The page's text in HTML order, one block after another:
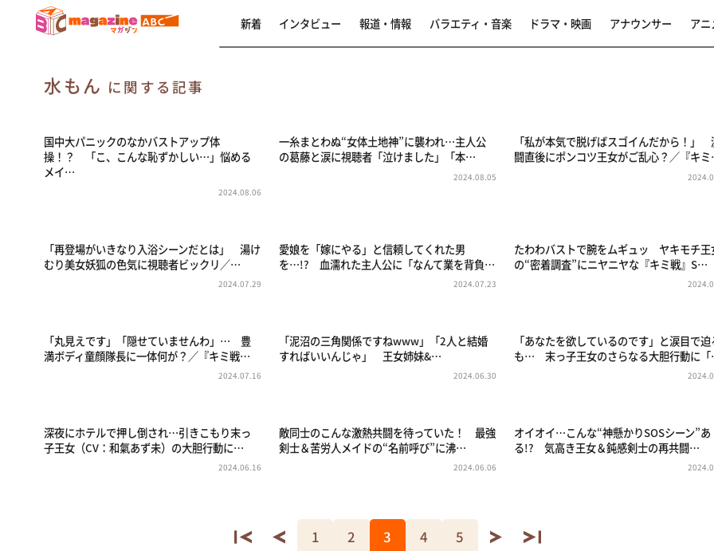
新着 インタビュー 報道・情報 バラエティ・音楽 ドラマ・映画 アナウンサー アニ
水もん に関する記事
国中大パニックのなかバストアップ体
操！？ 「こ、こんな恥ずかしい…」悩める
メイ…
2024.08.06
一糸まとわぬ“女体土地神”に襲われ…主人公
の葛藤と涙に視聴者「泣けました」「本…
2024.08.05
「私が本気で脱げばスゴイんだから！」
闘直後にポンコツ王女がご乱心？／『キ
「再登場がいきなり入浴シーンだとは」 湯け
むり美女妖狐の色気に視聴者ビックリ／…
2024.07.29
愛娘を「嫁にやる」と信頼してくれた男
を…!? 血濡れた主人公に「なんて業を背負…
2024.07.23
たわわバストで腕をムギュッ ヤキモチ王
の“密着調査”にニヤニヤな『キミ戦』S…
「丸見えです」「隠せていませんわ」… 豊
満ボディ童顔隊長に一体何が？／『キミ戦…
2024.07.16
「泥沼の三角関係ですねwww」「2人と結婚
すればいいんじゃ」 王女姉妹&…
2024.06.30
「あなたを欲しているのです」と涙目で迫
も… 末っ子王女のさらなる大胆行動に
深夜にホテルで押し倒され…引きこもり末っ
子王女（CV：和氣あず未）の大胆行動に…
2024.06.16
敵同士のこんな激熱共闘を待っていた！ 最強
剣士＆苦労人メイドの“名前呼び”に沸…
2024.06.06
オイオイ…こんな“神懸かりSOSシーン”あ
る!? 気高き王女＆鈍感剣士の再共闘…
1 2 3 4 5